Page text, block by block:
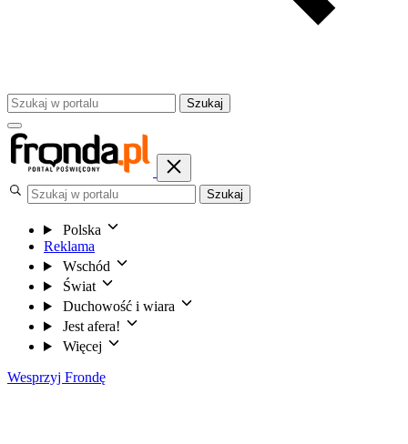
Szukaj
Szukaj
Polska
Reklama
Wschód
Świat
Duchowość i wiara
Jest afera!
Więcej
Wesprzyj Frondę